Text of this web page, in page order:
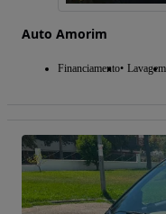
Auto Amorim
Financiamento Lavagem